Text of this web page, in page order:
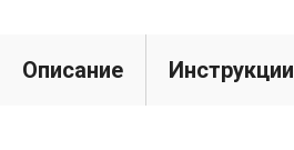
Описание Инструкции